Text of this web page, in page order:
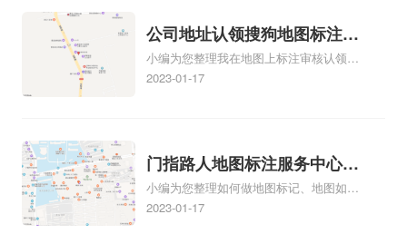
达商户的存在和实体指路人地图标注服务
中心面的存在。对于一些客户来说，实体
指路人地
公司地址认领搜狗地图标注多
久审核？公司地址认领地图标
注多久审核？
小编为您整理我在地图上标注审核认领需
要多久、我在地图上标注审核认领需要多
知识，详情可查看下方正文！
2023-01-17
门指路人地图标注服务中心如
何做花小猪打车地图位置标
记？门指路人地图标注服务中
小编为您整理如何做地图标记、地图如何
做标记、so搜街景中如何做标记、360e启
2023-01-17